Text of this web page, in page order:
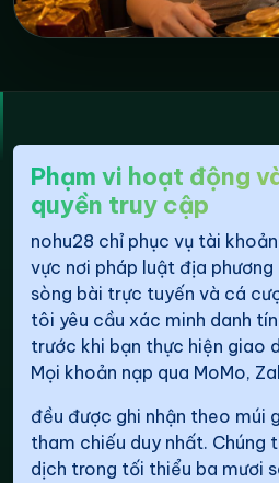
Phạm vi hoạt động
quyền truy cập
nohu28 chỉ phục vụ tài
vực nơi pháp luật địa phương
sòng bài trực tuyến và cá
tôi yêu cầu xác minh danh
trước khi bạn thực hiện giao
Mọi khoản nạp qua MoMo,
đều được ghi nhận theo múi
tham chiếu duy nhất. Chúng
dịch trong tối thiểu ba mươi